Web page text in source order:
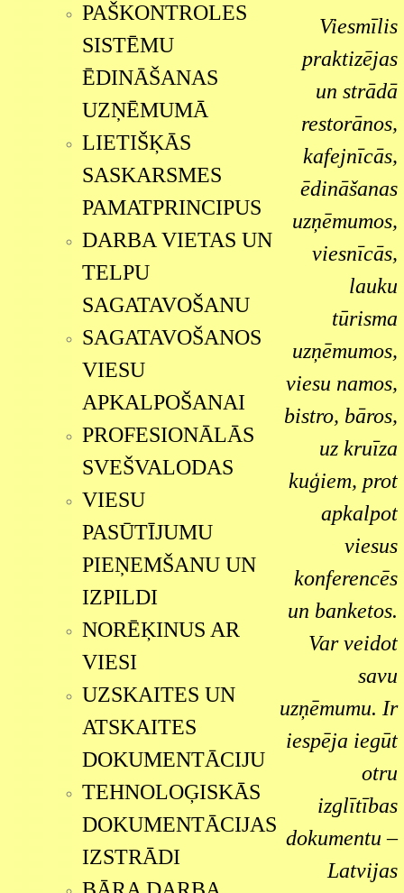
PAŠKONTROLES
SISTĒMU
ĒDINĀŠANAS
UZŅĒMUMĀ
LIETIŠĶĀS
SASKARSMES
PAMATPRINCIPUS
DARBA VIETAS UN
TELPU
SAGATAVOŠANU
SAGATAVOŠANOS
VIESU
APKALPOŠANAI
PROFESIONĀLĀS
SVEŠVALODAS
VIESU
PASŪTĪJUMU
PIEŅEMŠANU UN
IZPILDI
NORĒĶINUS AR
VIESI
UZSKAITES UN
ATSKAITES
DOKUMENTĀCIJU
TEHNOLOĢISKĀS
DOKUMENTĀCIJAS
IZSTRĀDI
Viesmīlis
praktizējas
un strādā
restorānos,
kafejnīcās,
ēdināšanas
uzņēmumos,
viesnīcās,
lauku
tūrisma
uzņēmumos,
viesu namos,
bistro, bāros,
uz kruīza
kuģiem, prot
apkalpot
viesus
konferencēs
un banketos.
Var veidot
savu
uzņēmumu. Ir
iespēja iegūt
otru
izglītības
dokumentu –
Latvijas